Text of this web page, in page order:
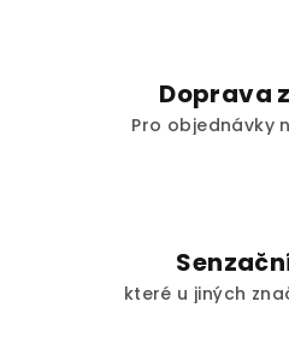
Doprava
Pro objednávky
které u jiných